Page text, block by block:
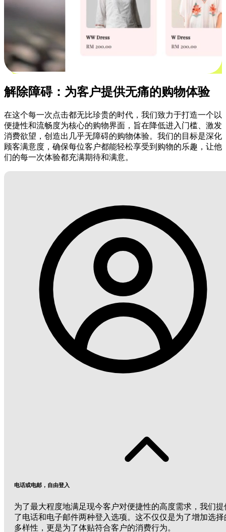
解除障碍：为客户提供无痛的购物体验
在这个每一次点击都无比珍贵的时代，我们致力于打造一个以
便捷性和流畅度为核心的购物界面，旨在降低进入门槛、激发
消费欲望，创造出几乎无障碍的购物体验。我们的目标是深化
顾客满意度，确保每位客户都能轻松享受到购物的乐趣，让他
们的每一次体验都充满期待和满意。
电话或电邮，自由登入
为了最大程度地满足现今客户对便捷性的高度需求，我们提
了电话和电子邮件两种登入选项。这不仅仅是为了增加选择
多样性，更是为了体贴符合客户的消费行为。